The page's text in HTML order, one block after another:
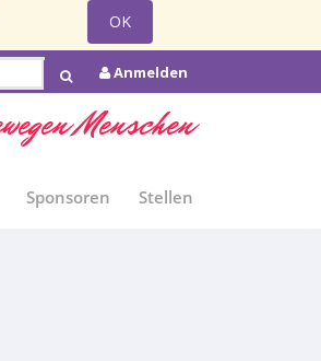
OK
Anmelden
Menschen
Sponsoren Stellen